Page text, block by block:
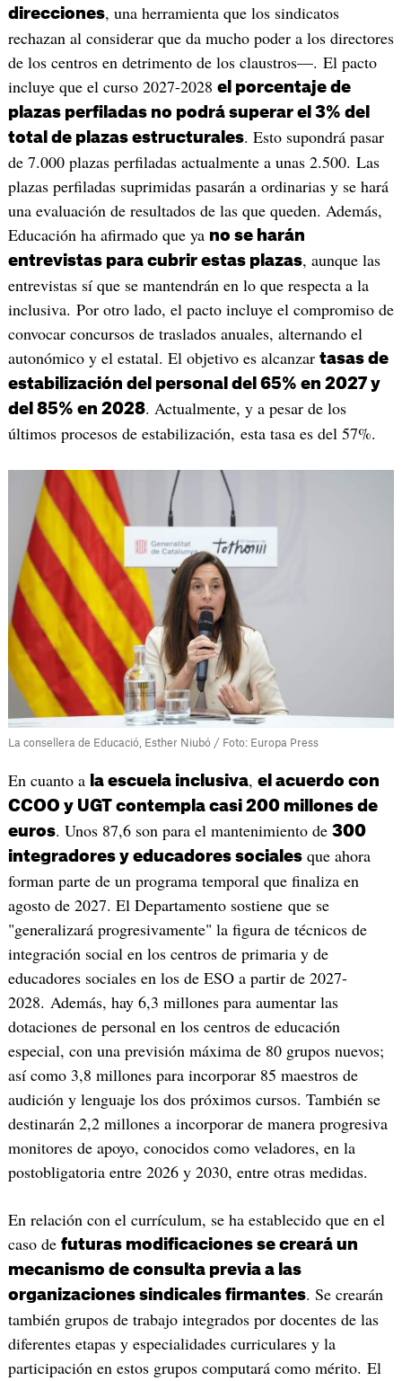
direcciones, una herramienta que los sindicatos
rechazan al considerar que da mucho poder a los directores
de los centros en detrimento de los claustros—. El pacto
incluye que el curso 2027-2028 el porcentaje de
plazas perfiladas no podrá superar el 3% del
total de plazas estructurales. Esto supondrá pasar
de 7.000 plazas perfiladas actualmente a unas 2.500. Las
plazas perfiladas suprimidas pasarán a ordinarias y se hará
una evaluación de resultados de las que queden. Además,
Educación ha afirmado que ya no se harán
entrevistas para cubrir estas plazas, aunque las
entrevistas sí que se mantendrán en lo que respecta a la
inclusiva. Por otro lado, el pacto incluye el compromiso de
convocar concursos de traslados anuales, alternando el
autonómico y el estatal. El objetivo es alcanzar tasas de
estabilización del personal del 65% en 2027 y
del 85% en 2028. Actualmente, y a pesar de los
últimos procesos de estabilización, esta tasa es del 57%.
La consellera de Educació, Esther Niubó / Foto: Europa Press
En cuanto a la escuela inclusiva, el acuerdo con
CCOO y UGT contempla casi 200 millones de
euros. Unos 87,6 son para el mantenimiento de 300
integradores y educadores socialesque ahora
forman parte de un programa temporal que finaliza en
agosto de 2027. El Departamento sostiene que se
"generalizará progresivamente" la figura de técnicos de
integración social en los centros de primaria y de
educadores sociales en los de ESO a partir de 2027-
2028. Además, hay 6,3 millones para aumentar las
dotaciones de personal en los centros de educación
especial, con una previsión máxima de 80 grupos nuevos;
así como 3,8 millones para incorporar 85 maestros de
audición y lenguaje los dos próximos cursos. También se
destinarán 2,2 millones a incorporar de manera progresiva
monitores de apoyo, conocidos como veladores, en la
postobligatoria entre 2026 y 2030, entre otras medidas.
En relación con el currículum, se ha establecido que en el
caso de futuras modificaciones se creará un
mecanismo de consulta previa a las
organizaciones sindicales firmantes. Se crearán
también grupos de trabajo integrados por docentes de las
diferentes etapas y especialidades curriculares y la
participación en estos grupos computará como mérito. El